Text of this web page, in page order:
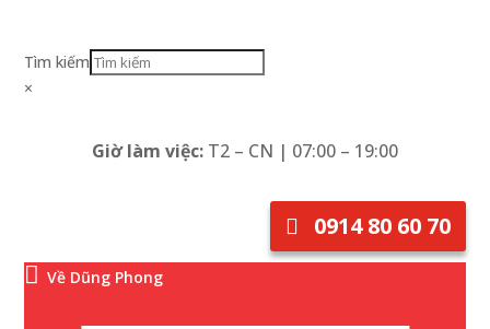
Tìm kiếm
×
Giờ làm việc: T2 – CN | 07:00 – 19:00
0914 80 60 70
 Về Dũng Phong